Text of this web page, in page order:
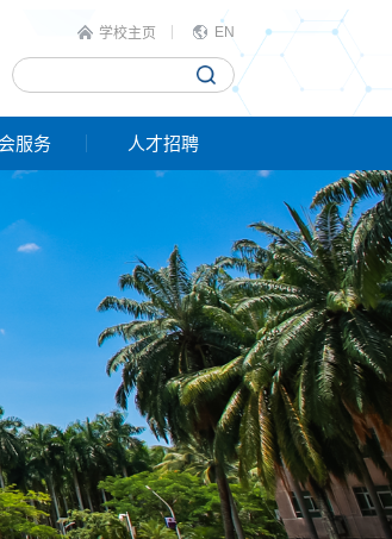
学校主页 EN
服务 人才招聘